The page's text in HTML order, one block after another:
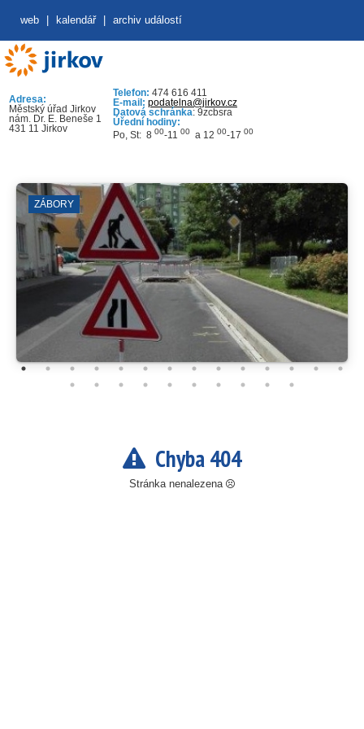
web kalendář archiv událostí
Adresa:
Městský úřad Jirkov
nám. Dr. E. Beneše 1
431 11 Jirkov
Telefon: 474 616 411
E-mail: podatelna@jirkov.cz
Datová schránka: 9zcbsra
Úřední hodiny:
Po, St: 8 00-11 00 a 12 00-17 00
ZÁBORY
Chyba 404
Stránka nenalezena